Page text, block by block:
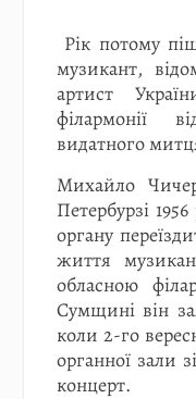
Рік потому
музикант,
артист
філармонії
видатного
Михайло
Петербурзі
органу
життя
обласною
Сумщині він
коли 2-го
органної зали
концерт.